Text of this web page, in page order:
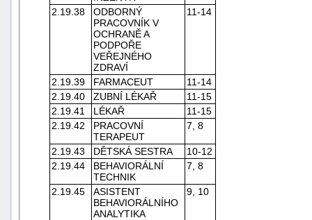
2.19.38
ODBORNÝ
PRACOVNÍK V
OCHRANĚ A
PODPOŘE
VEŘEJNÉHO
ZDRAVÍ
11-14
2.19.39 FARMACEUT
11-14
2.19.40
ZUBNÍ LÉKAŘ
11-15
2.19.41
LÉKAŘ
11-15
2.19.42
PRACOVNÍ
TERAPEUT
7, 8
2.19.43 DĚTSKÁ SESTRA
10-12
2.19.44
BEHAVIORÁLNÍ
TECHNIK
7, 8
2.19.45
ASISTENT
BEHAVIORÁLNÍHO
ANALYTIKA
9, 10